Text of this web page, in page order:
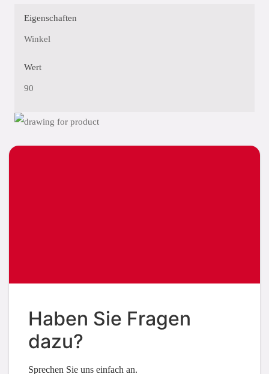
Eigenschaften
Winkel
Wert
90
Haben Sie Fragen
dazu?
Sprechen Sie uns einfach an.